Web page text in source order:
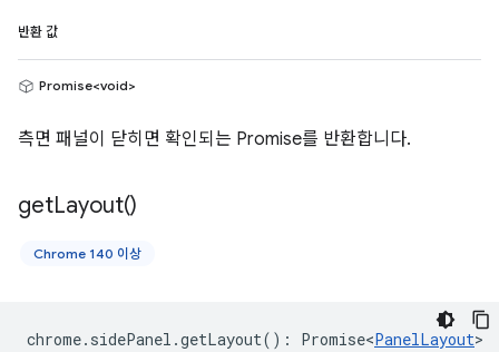
반환 값
Promise<void>
측면 패널이 닫히면 확인되는 Promise를 반환합니다.
getLayout()
Chrome 140 이상
chrome. sidePanel .getLayout() : Promise<PanelLayout>